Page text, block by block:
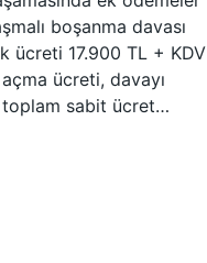
boşanma davası
ücreti 17.900 TL + KDV
ücreti, davayı
toplam sabit ücret…